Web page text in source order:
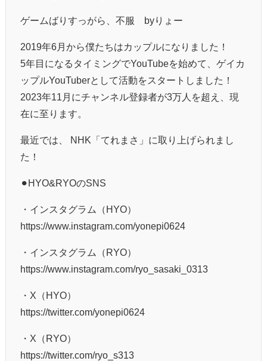
ゲームばりすっがら、不服 byりょー
2019年6月から僕たちはカップルになりました！
5年目になるタイミングでYouTubeを始めて、ゲイカ
ップルYouTuberとして活動をスタートしました！
2023年11月にチャンネル登録者が3万人を超え、現
在に至ります。
最近では、 NHK「てれまさ」に取り上げられまし
た！
⚫︎HYO&RYOのSNS
・インスタグラム（HYO）
https://www.instagram.com/yonepi0624
・インスタグラム（RYO）
https://www.instagram.com/ryo_sasaki_0313
・X（HYO）
https://twitter.com/yonepi0624
・X（RYO）
https://twitter.com/ryo_s313